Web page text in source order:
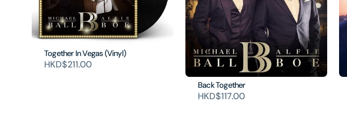
Together In Vegas (Vinyl)
HKD$211.00
Back Together
HKD$117.00